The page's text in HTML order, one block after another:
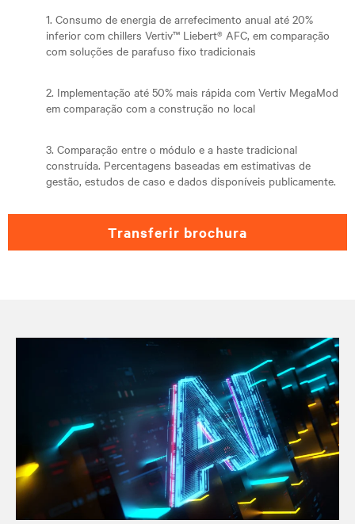
1. Consumo de energia de arrefecimento anual até 20%
inferior com chillers Vertiv™ Liebert® AFC, em comparação
com soluções de parafuso fixo tradicionais
2. Implementação até 50% mais rápida com Vertiv MegaMod
em comparação com a construção no local
3. Comparação entre o módulo e a haste tradicional
construída. Percentagens baseadas em estimativas de
gestão, estudos de caso e dados disponíveis publicamente.
transferir brochura